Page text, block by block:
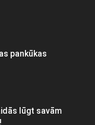
pankūkas
lūgt savām